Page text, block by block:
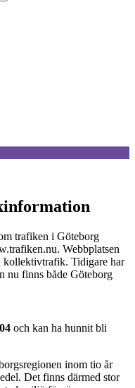
trafiken i Göteborg
Webbplatsen
kollektivtrafik. Tidigare har
nu finns både Göteborg
och kan ha hunnit bli
inom tio år
Det finns därmed stor